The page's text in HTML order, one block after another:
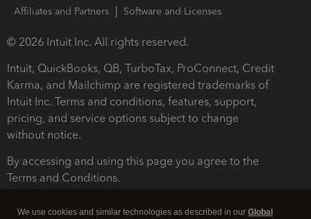
Affiliates and Partners
Software and Licenses
© 2026 Intuit Inc. All rights reserved.
Intuit, QuickBooks, QB, TurboTax, ProConnect, Credit
Karma, and Mailchimp are registered trademarks of
Intuit Inc. Terms and conditions, features, support,
pricing, and service options subject to change
without notice.
By accessing and using this page you agree to the
Terms and Conditions.
We use cookies and similar technologies as described in our Global